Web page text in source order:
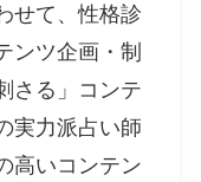
せて、性格診
ンツ企画・制
さる」コンテ
実力派占い師
高いコンテン